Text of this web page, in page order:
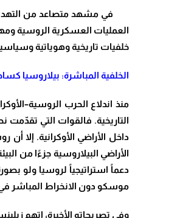
في مشهد متصاعد من التهديدات
العمليات العسكرية الروسية
خلفيات تاريخية وهوياتية
الخلفية المباشرة: بيلاروسيا
التاريخية. فالقوات التي
داخل الأراضي الأوكرانية. إلا
الأراضي البيلاروسية جزءًا من
دعماً استراتيجياً لروسيا ولو
موسكو دون الانخراط المباشر في
وفي تصريحاته الأخيرة، اتهم